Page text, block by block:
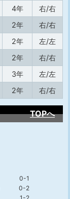
4年
右/右
2年
右/右
2年
左/左
2年
右/右
3年
左/左
2年 右/右
TOPへ
0-1
0-2